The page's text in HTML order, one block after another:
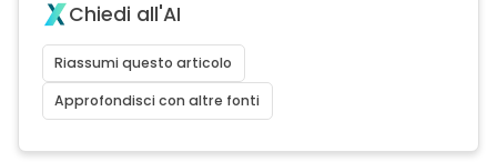
Chiedi all'AI
Riassumi questo articolo
Approfondisci con altre fonti